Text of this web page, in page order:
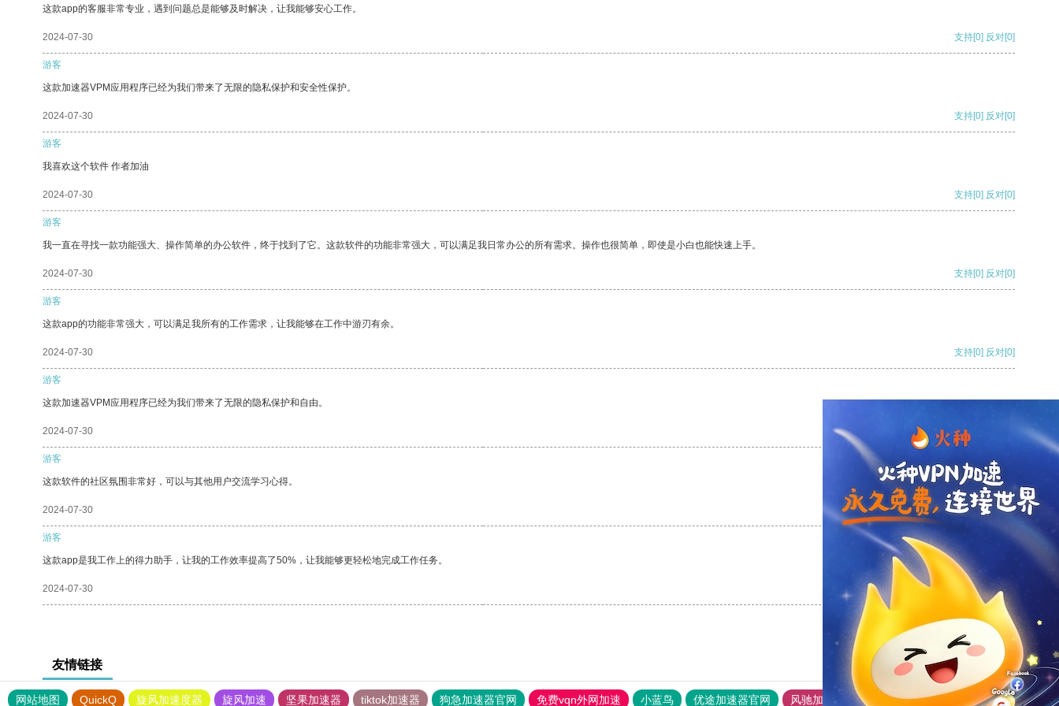
这款app的客服非常专业，遇到问题总是能够及时解决，让我能够安心工作。
2024-07-30 支持[0] 反对[0]
游客
这款加速器VPM应用程序已经为我们带来了无限的隐私保护和安全性保护。
2024-07-30 支持[0] 反对[0]
游客
我喜欢这个软件 作者加油
2024-07-30 支持[0] 反对[0]
游客
我一直在寻找一款功能强大、操作简单的办公软件，终于找到了它。这款软件的功能非常强大，可以满足我日常办公的所有需求。操作也很简单，即使是小白也能快速上手。
2024-07-30 支持[0] 反对[0]
游客
这款app的功能非常强大，可以满足我所有的工作需求，让我能够在工作中游刃有余。
2024-07-30 支持[0] 反对[0]
游客
这款加速器VPM应用程序已经为我们带来了无限的隐私保护和自由。
2024-07-30 支持
游客
这款软件的社区氛围非常好，可以与其他用户交流学习心得。
2024-07-30 支持[0] 反对[0]
游客
这款app是我工作上的得力助手，让我的工作效率提高了50%，让我能够更轻松地完成工作任务。
2024-07-30 支持[0] 反对[0]
友情链接
网站地图 QuickQ 旋风加速度器 旋风加速 坚果加速器 tiktok加速器 狗急加速器官网 免费vqn外网加速 小蓝鸟 优途加速器官网 风驰加速器 旋风加速器